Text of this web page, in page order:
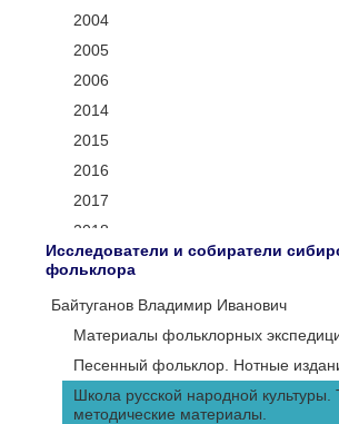
2004
2005
2006
2014
2015
2016
2017
2018
2019
2023
2024
Исследователи и собиратели
фольклора
Байтуганов Владимир Иванович
Материалы фольклорных
Песенный фольклор. Нотные
Школа русской народной культуры.
методические материалы.